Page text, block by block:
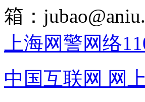
箱：
上海网警网络
中国互联网 网